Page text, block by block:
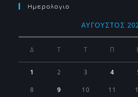
Ημερολογιο
ΑΎΓΟΥΣΤΟΣ
Δ Τ Τ Π
1 2 3 4
8 9 10 11